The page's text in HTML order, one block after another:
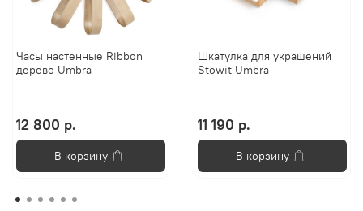
Часы настенные Ribbon
дерево Umbra
12 800 р.
В корзину
Шкатулка для украшений
Stowit Umbra
11 190 р.
В корзину